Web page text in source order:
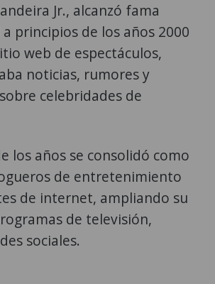
Jr., alcanzó fama
principios de los años 2000
web de espectáculos,
noticias, rumores y
celebridades de
los años se consolidó como
de entretenimiento
de internet, ampliando su
de televisión,
sociales.